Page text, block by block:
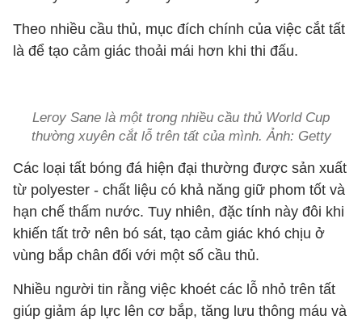
Theo nhiều cầu thủ, mục đích chính của việc cắt tất
là để tạo cảm giác thoải mái hơn khi thi đấu.
Leroy Sane là một trong nhiều cầu thủ World Cup
thường xuyên cắt lỗ trên tất của mình. Ảnh: Getty
Các loại tất bóng đá hiện đại thường được sản xuất
từ polyester - chất liệu có khả năng giữ phom tốt và
hạn chế thấm nước. Tuy nhiên, đặc tính này đôi khi
khiến tất trở nên bó sát, tạo cảm giác khó chịu ở
vùng bắp chân đối với một số cầu thủ.
Nhiều người tin rằng việc khoét các lỗ nhỏ trên tất
giúp giảm áp lực lên cơ bắp, tăng lưu thông máu và